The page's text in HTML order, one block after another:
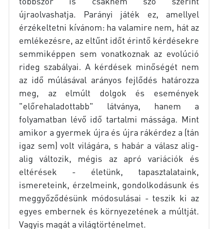
újraolvashatja. Parányi játék ez, amellyel
érzékeltetni kívánom: ha valamire nem, hát az
emlékezésre, az eltűnt időt érintő kérdésekre
semmiképpen sem vonatkoznak az evolúció
rideg szabályai. A kérdések minőségét nem
az idő múlásával arányos fejlődés határozza
meg, az elmúlt dolgok és események
"előrehaladottabb" látványa, hanem a
folyamatban lévő idő tartalmi mássága. Mint
amikor a gyermek újra és újra rákérdez a (tán
igaz sem) volt világára, s habár a válasz alig-
alig változik, mégis az apró variációk és
eltérések - életünk, tapasztalataink,
ismereteink, érzelmeink, gondolkodásunk és
meggyőződésünk módosulásai - teszik ki az
egyes embernek és környezetének a múltját.
Vagyis magát a világtörténelmet.